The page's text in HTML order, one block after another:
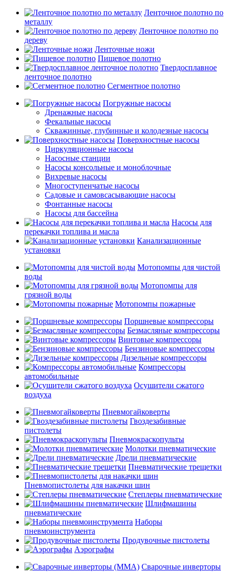
Ленточное полотно по
металлу
Ленточное полотно по
дереву
Ленточные ножи
Пищевое полотно
Твердосплавное
ленточное полотно
Сегментное полотно
Погружные насосы
Дренажные насосы
Фекальные насосы
Скважинные, глубинные и колодезные насосы
Поверхностные насосы
Циркуляционные насосы
Насосные станции
Насосы консольные и моноблочные
Вихревые насосы
Многоступенчатые насосы
Садовые и самовсасывающие насосы
Фонтанные насосы
Насосы для бассейна
Насосы для
перекачки топлива и масла
Канализационные
установки
Мотопомпы для чистой
воды
Мотопомпы для
грязной воды
Мотопомпы пожарные
Поршневые компрессоры
Безмасляные компрессоры
Винтовые компрессоры
Бензиновые компрессоры
Дизельные компрессоры
Компрессоры
автомобильные
Осушители сжатого
воздуха
Пневмогайковерты
Гвоздезабивные
пистолеты
Пневмокраскопульты
Молотки пневматические
Дрели пневматические
Пневматические трещетки
Пневмопистолеты для накачки шин
Степлеры пневматические
Шлифмашины
пневматические
Наборы
пневмоинструмента
Продувочные пистолеты
Аэрографы
Сварочные инверторы